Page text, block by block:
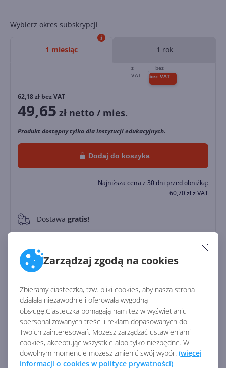
Zarządzaj zgodą na cookies
Zbieramy ciasteczka, tzw. pliki cookies, aby nasza strona
działała niezawodnie i oferowała wygodną
obsługę.Ciasteczka pomagają nam też w wyświetlaniu
spersonalizowanych treści i reklam dopasowanych do
Twoich zainteresowań. Możesz zarządzać ustawieniami
cookies, akceptując wszystkie albo tylko niezbędne. W
dowolnym momencie możesz zmienić swój wybór. (więcej
informacji o cookies w polityce prywatności)
Wybierz okres subskrypcji
1 miesiąc 1 rok
62,18zł bez VAT
49,65 zł netto / mies.
Produkt dostępny tylko dla instytucji edukacyjnych.
Dodaj do koszyka
Najniższa cena z 30 dni przed obniżką:
60,70złz VAT
0 Dostawa gratis!
Zapłać później
Do
Identyfikator:45105
Kod producenta:CFQ7TTC0LH31
Zobacz porównanie z innymi pakietami